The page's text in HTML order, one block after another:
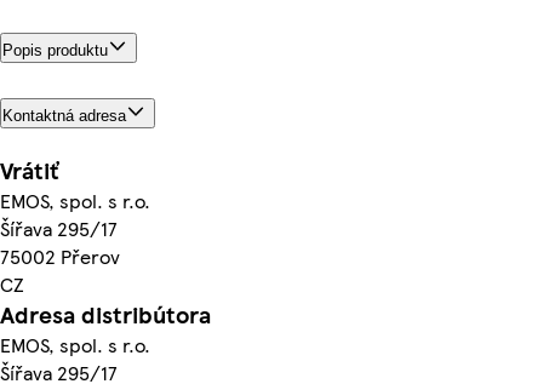
Popis produktu
Kontaktná adresa
Vrátiť
EMOS, spol. s r.o.
Šířava 295/17
75002 Přerov
CZ
Adresa distribútora
EMOS, spol. s r.o.
Šířava 295/17